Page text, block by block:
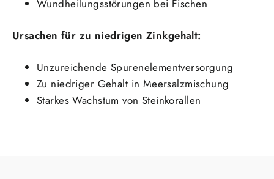
Wundheilungsstörungen bei Fischen
Ursachen für zu niedrigen Zinkgehalt:
Unzureichende Spurenelementversorgung
Zu niedriger Gehalt in Meersalzmischung
Starkes Wachstum von Steinkorallen
Melde dich jetzt für den Punkcorals
Newsletter an und erhalte einen 5€
Gutschein für deinen nächsten Einkauf.